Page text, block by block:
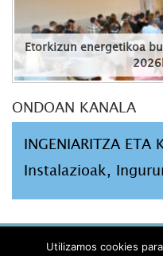
Etorkizun energetikoa
ONDOAN KANALA
INGENIARITZA ETA
Instalazioak,
Utilizamos cookies